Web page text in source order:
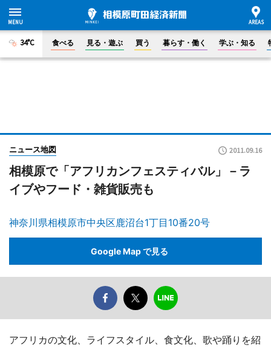
34°C 食べる 見る・遊ぶ 買う 暮らす・働く 学ぶ・知る
ニュース地図 2011.09.16
相模原で「アフリカンフェスティバル」－ラ
イブやフード・雑貨販売も
神奈川県相模原市中央区鹿沼台1丁目10番20号
Google Map で見る
アフリカの文化、ライフスタイル、食文化、歌や踊りを紹